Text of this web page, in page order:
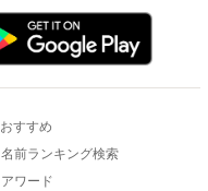
おすすめ
名前ランキング検索
アワード